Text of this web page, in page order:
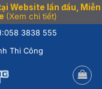
Website lần đầu, Miễn
(Xem chi tiết)
058 3838 555
Thi Công